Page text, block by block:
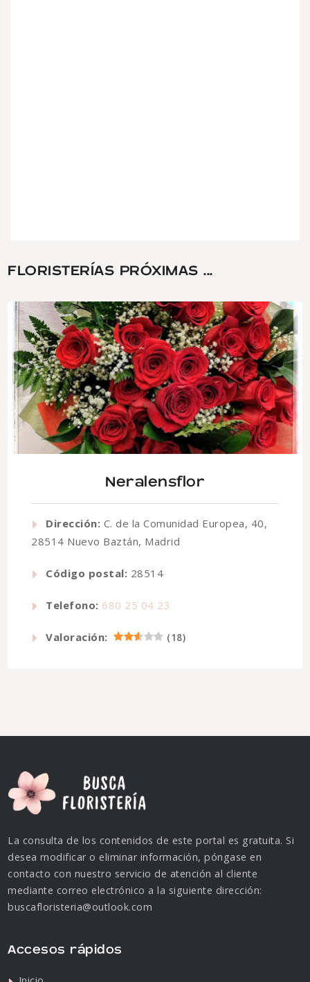
FLORISTERÍAS PRÓXIMAS ...
Neralensflor
Dirección: C. de la Comunidad Europea, 40,
28514 Nuevo Baztán, Madrid
Código postal: 28514
Telefono: 680 25 04 23
Valoración: (18)
La consulta de los contenidos de este portal es gratuita. Si
desea modificar o eliminar información, póngase en
contacto con nuestro servicio de atención al cliente
mediante correo electrónico a la siguiente dirección:
buscafloristeria@outlook.com
Accesos rápidos